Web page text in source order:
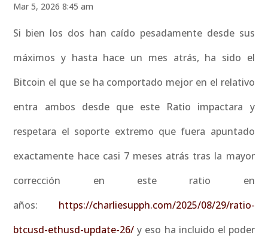
Mar 5, 2026 8:45 am
Si bien los dos han caído pesadamente desde sus
máximos y hasta hace un mes atrás, ha sido el
Bitcoin el que se ha comportado mejor en el relativo
entra ambos desde que este Ratio impactara y
respetara el soporte extremo que fuera apuntado
exactamente hace casi 7 meses atrás tras la mayor
corrección en este ratio en
años: https://charliesupph.com/2025/08/29/ratio-
btcusd-ethusd-update-26/ y eso ha incluido el poder